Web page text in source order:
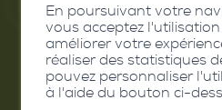
Commune de
Route de Savoie 54
1975 St-Séverin
En poursuivant votre
vous acceptez
améliorer votre
réaliser des statistiques
pouvez personnaliser
à l'aide du bouton ci-